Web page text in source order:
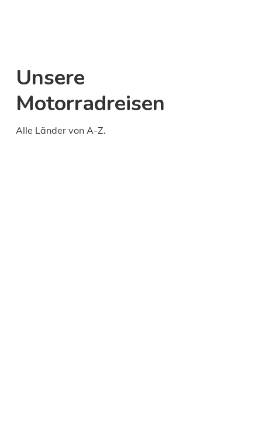
Unsere
Motorradreisen
Alle Länder von A-Z.